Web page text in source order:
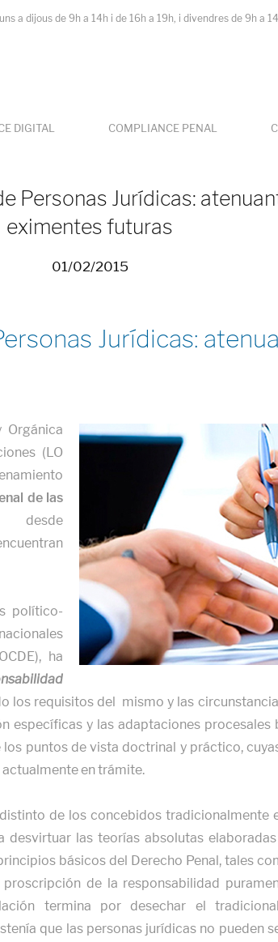
a dijous de 9h a 14h i de 16h a 19h, i divendres de 9h a
DIGITAL COMPLIANCE PENAL
Personas Jurídicas:
eximentes futuras
01/02/2015
Jurídicas:
(LO
de las
político-
ha
los requisitos del mismo y las
específicas y las adaptaciones
puntos de vista doctrinal y práctico,
en trámite.
de los concebidos tradicionalmente
desvirtuar las teorías absolutas
básicos del Derecho Penal, tales
de la responsabilidad
termina por desechar el
que las personas jurídicas no pueden